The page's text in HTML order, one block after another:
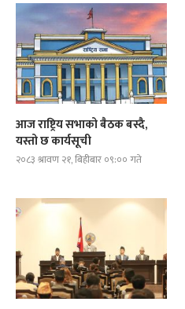
आज राष्ट्रिय सभाको बैठक बस्दै,
यस्तो छ कार्यसूची
२०८३ श्रावण २१, बिहीबार ०९:०० गते